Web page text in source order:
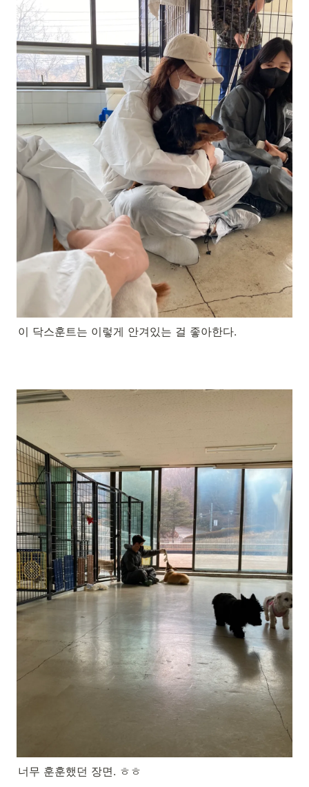
이 닥스훈트는 이렇게 안겨있는 걸 좋아한다.
너무 훈훈했던 장면. ㅎㅎ